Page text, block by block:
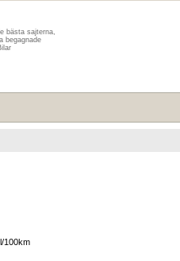
bästa sajterna,
begagnade
100km